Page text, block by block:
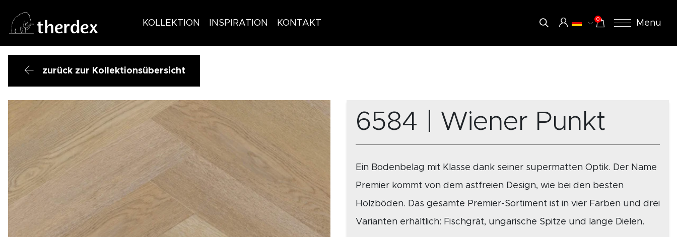
KOLLEKTION INSPIRATION KONTAKT 0 Menu
zurück zur Kollektionsübersicht
6584 | Wiener Punkt
Ein Bodenbelag mit Klasse dank seiner supermatten Optik. Der Name
Premier kommt von dem astfreien Design, wie bei den besten
Holzböden. Das gesamte Premier-Sortiment ist in vier Farben und drei
Varianten erhältlich: Fischgrät, ungarische Spitze und lange Dielen.